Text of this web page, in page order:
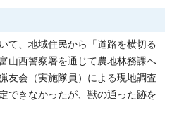
て、地域住民から「道路を横切る
山西警察署を通じて農地林務課へ
友会（実施隊員）による現地調査
できなかったが、獣の通った跡を